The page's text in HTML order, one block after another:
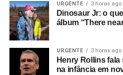
URGENTE 3 horas ago
Dinosaur Jr: o
álbum “There
URGENTE 3 horas ago
Henry Rollins
na infância em